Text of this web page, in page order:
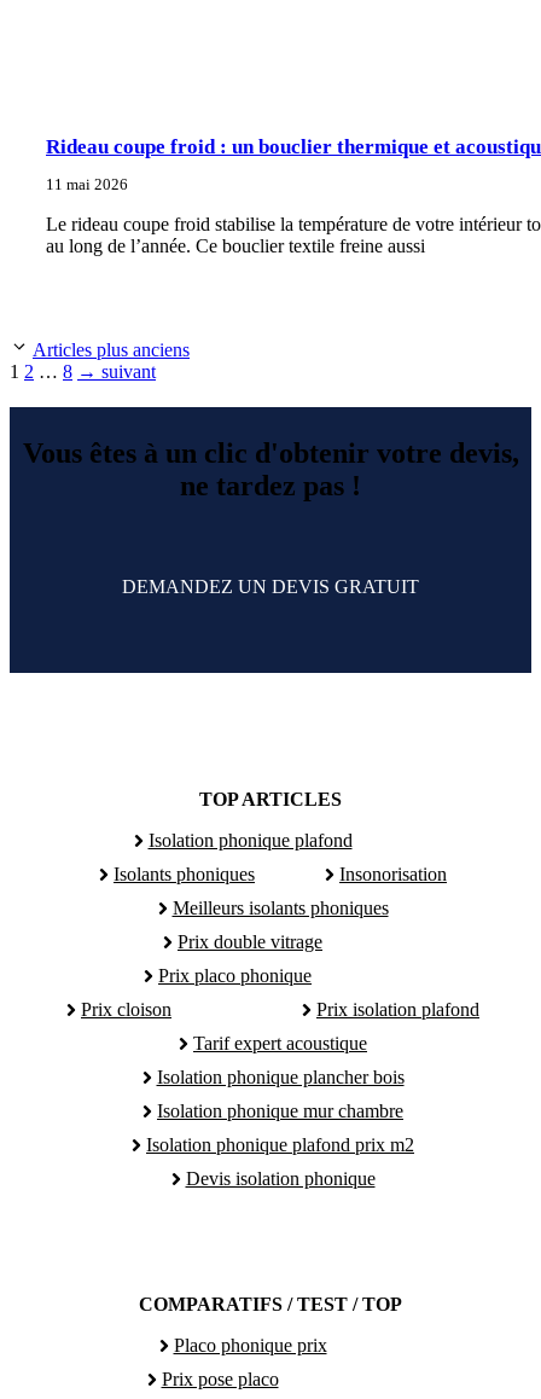
Rideau coupe froid : un bouclier thermique et
11 mai 2026
Le rideau coupe froid stabilise la température de votre intérieur
au long de l’année. Ce bouclier textile freine aussi
Articles plus anciens
Page
1 Page
2 … Page
8 → suivant
Vous êtes à un clic d'obtenir votre devis,
ne tardez pas !
DEMANDEZ UN DEVIS GRATUIT
TOP ARTICLES
Isolation phonique plafond
Isolants phoniques
Insonorisation
Meilleurs isolants phoniques
Prix double vitrage
Prix placo phonique
Prix cloison
Prix isolation plafond
Tarif expert acoustique
Isolation phonique plancher bois
Isolation phonique mur chambre
Isolation phonique plafond prix m2
Devis isolation phonique
COMPARATIFS / TEST / TOP
Placo phonique prix
Prix pose placo